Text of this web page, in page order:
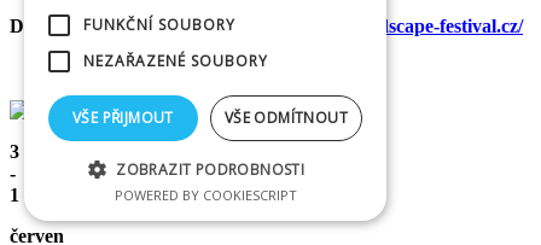
Další informace naleznete na https://www.landscape-festival.cz/
3
-
1
červen
FUNKČNÍ SOUBORY
NEZAŘAZENÉ SOUBORY
VŠE PŘIJMOUT VŠE ODMÍTNOUT
ZOBRAZIT PODROBNOSTI
POWERED BY COOKIESCRIPT